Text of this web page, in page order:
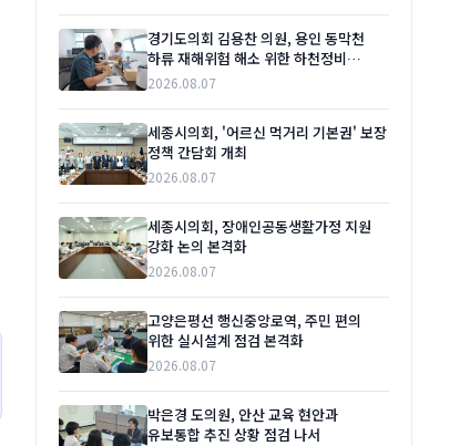
경기도의회 김용찬 의원, 용인 동막천
하류 재해위험 해소 위한 하천정비
본격화 촉구
2026.08.07
세종시의회, '어르신 먹거리 기본권' 보장
정책 간담회 개최
2026.08.07
세종시의회, 장애인공동생활가정 지원
강화 논의 본격화
2026.08.07
고양은평선 행신중앙로역, 주민 편의
위한 실시설계 점검 본격화
2026.08.07
박은경 도의원, 안산 교육 현안과
유보통합 추진 상황 점검 나서